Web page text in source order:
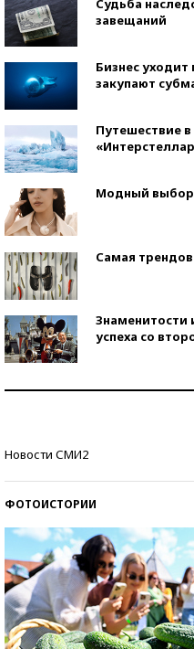
завещаний
Бизнес
закупают
Путешествие
Модный выбор:
Самая
Знаменитости
успеха со
Новости СМИ2
ФОТОИСТОРИИ